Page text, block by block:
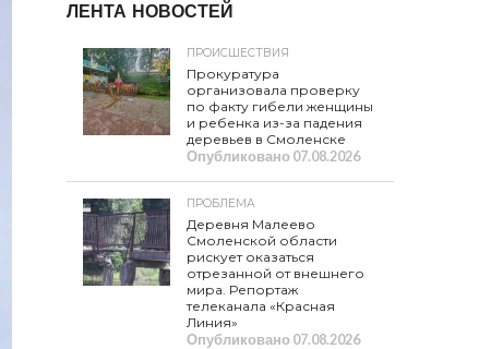
ЛЕНТА НОВОСТЕЙ
ПРОИСШЕСТВИЯ
Прокуратура
организовала проверку
по факту гибели женщины
и ребенка из-за падения
деревьев в Смоленске
Опубликовано07.08.2026
ПРОБЛЕМА
Деревня Малеево
Смоленской области
рискует оказаться
отрезанной от внешнего
мира. Репортаж
телеканала «Красная
Линия»
Опубликовано07.08.2026